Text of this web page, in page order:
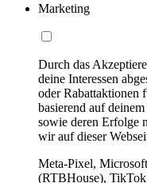
Marketing
Durch das
deine Interessen
oder Rabattaktionen
basierend auf
sowie deren Erfolge
wir auf dieser
Meta-Pixel,
(RTBHouse),